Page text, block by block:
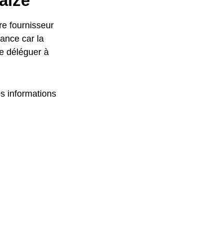
fournisseur
car la
déléguer à
informations